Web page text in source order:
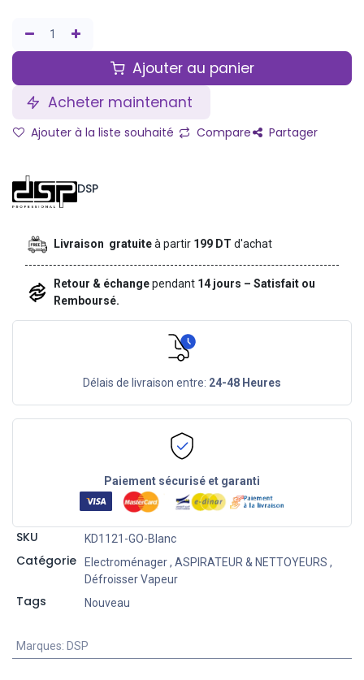
Ajouter au panier
Acheter maintenant
Ajouter à la liste souhaité Compare Partager
DSP
Livraison gratuiteà partir 199 DTd'achat
Retour & échangependant 14 jours – Satisfait ou
Remboursé.
Délais de livraison entre: 24-48 Heures
Paiement sécurisé et garanti
SKU KD1121-GO-Blanc
Catégorie Electroménager, ASPIRATEUR & NETTOYEURS ,
Défroisser Vapeur
Tags Nouveau
Marques: DSP